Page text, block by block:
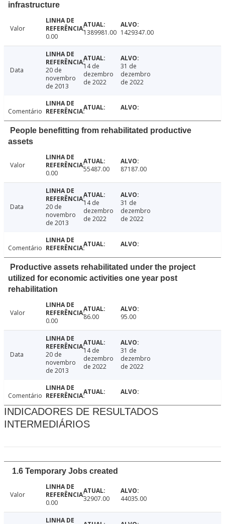
infrastructure
Valor
0.00
1389981.00 1429347.00
Data
20 de
novembro
de 2013
14 de
dezembro
de 2022
31 de
dezembro
de 2022
Comentário
People benefitting from rehabilitated productive
assets
Valor
0.00
55487.00 87187.00
Data
20 de
novembro
de 2013
14 de
dezembro
de 2022
31 de
dezembro
de 2022
Comentário
Productive assets rehabilitated under the project
utilized for economic activities one year post
rehabilitation
Valor
0.00
86.00 95.00
Data
20 de
novembro
de 2013
14 de
dezembro
de 2022
31 de
dezembro
de 2022
Comentário
INDICADORES DE RESULTADOS
INTERMEDIÁRIOS
1.6 Temporary Jobs created
Valor
0.00
32907.00 44035.00